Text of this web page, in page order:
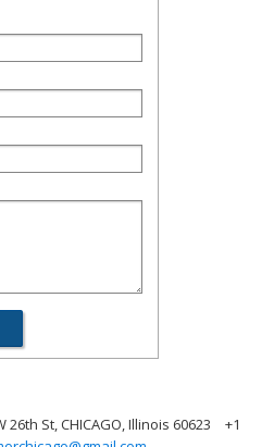
26th St, CHICAGO, Illinois 60623
+1